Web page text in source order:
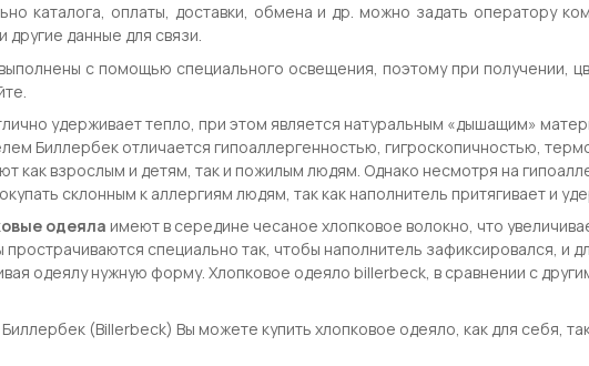
каталога, оплаты, доставки, обмена и др. можно задать оператору
другие данные для связи.
с помощью специального освещения, поэтому при получении,
удерживает тепло, при этом является натуральным «дышащим»
Биллербек отличается гипоаллергенностью, гигроскопичностью,
как взрослым и детям, так и пожилым людям. Однако несмотря на
склонным к аллергиям людям, так как наполнитель притягивает и
одеяла имеют в середине чесаное хлопковое волокно, что
специально так, чтобы наполнитель зафиксировался, и
одеялу нужную форму. Хлопковое одеяло billerbeck, в сравнении с
(Billerbeck) Вы можете купить хлопковое одеяло, как для себя,